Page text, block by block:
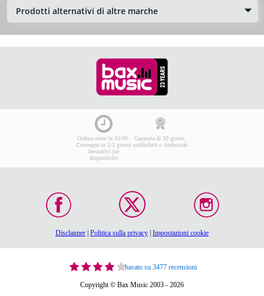
Prodotti alternativi di altre marche
Ordina entro le 16:00:
Consegna in 2-3 giorni
lavorativi (se
disponibile)
Garanzia di 30 giorni,
soddisfatti o rimborsati
Disclaimer Politica sulla privacy Impostazioni cookie
basato su 3477 recensioni
Copyright © Bax Music 2003 - 2026